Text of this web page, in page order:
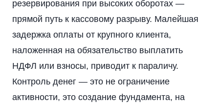
резервирования при высоких оборотах —
прямой путь к кассовому разрыву. Малейшая
задержка оплаты от крупного клиента,
наложенная на обязательство выплатить
НДФЛ или взносы, приводит к параличу.
Контроль денег — это не ограничение
активности, это создание фундамента, на